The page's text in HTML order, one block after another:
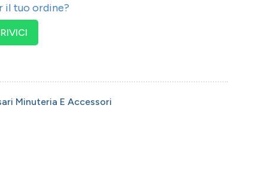
il tuo ordine?
Minuteria E Accessori